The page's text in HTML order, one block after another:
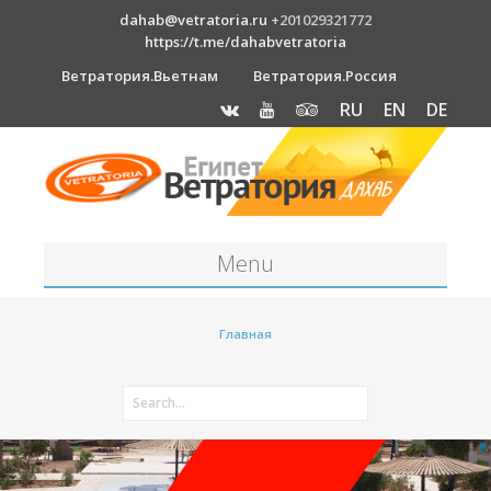
dahab@vetratoria.ru +201029321772
https://t.me/dahabvetratoria
Ветратория.Вьетнам
Ветратория.Россия
RU EN DE
Menu
Как к нам добраться?
Главная